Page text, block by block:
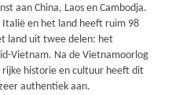
aan China, Laos en Cambodja.
en het land heeft ruim 98
land uit twee delen: het
Vietnam. Na de Vietnamoorlog
historie en cultuur heeft dit
authentiek aan.